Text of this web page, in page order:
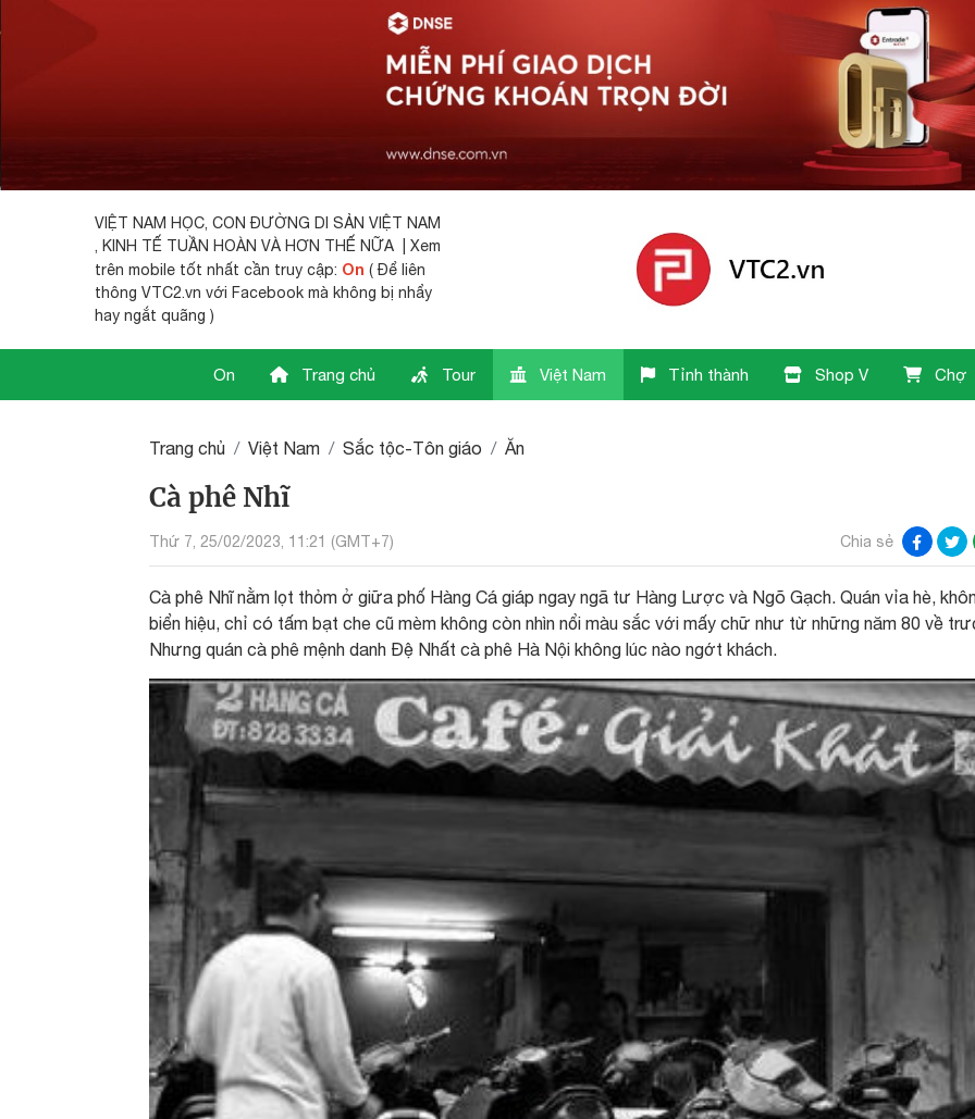
VIỆT NAM HỌC, CON ĐƯỜNG DI SẢN VIỆT NAM
, KINH TẾ TUẦN HOÀN VÀ HƠN THẾ NỮA | Xem
trên mobile tốt nhất cần truy cập: On ( Để liên
thông VTC2.vn với Facebook mà không bị nhẩy
hay ngắt quãng )
On Trang chủ Tour Việt Nam Tỉnh thành Shop V Chợ
Trang chủ Việt Nam Sắc tộc-Tôn giáo Ăn
Cà phê Nhĩ
Thứ 7, 25/02/2023, 11:21 (GMT+7) Chia sẻ
Cà phê Nhĩ nằm lọt thỏm ở giữa phố Hàng Cá giáp ngay ngã tư Hàng Lược và Ngõ Gạch. Quán vỉa hè,
biển hiệu, chỉ có tấm bạt che cũ mèm không còn nhìn nổi màu sắc với mấy chữ như từ những năm 80 về
Nhưng quán cà phê mệnh danh Đệ Nhất cà phê Hà Nội không lúc nào ngớt khách.